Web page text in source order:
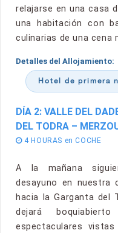
relajarse en una casa
una habitación con
culinarias de una cena
Detalles del Allojamiento:
Hotel de primera
DÍA 2: VALLE DEL
DEL TODRA –
4 HOURAS en COCHE
A la mañana
desayuno en nuestra
hacia la Garganta del
dejará
espectaculares